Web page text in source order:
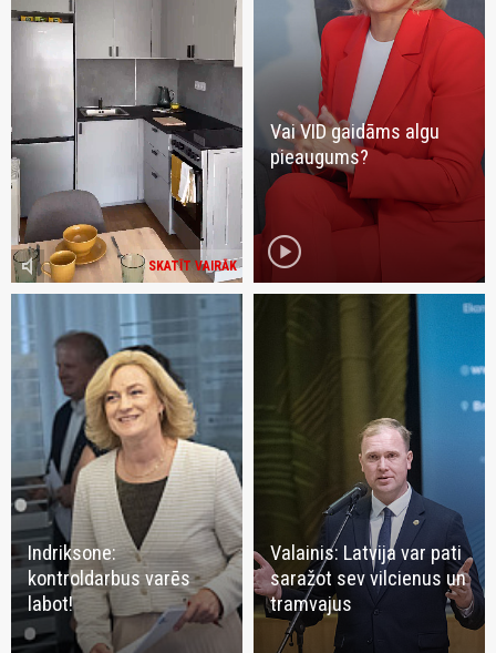
SKATĪT VAIRĀK
volume_mute
Vai VID gaidāms algu
pieaugums?
play_circle
Indriksone:
kontroldarbus varēs
labot!
Valainis: Latvija var pati
saražot sev vilcienus un
tramvajus